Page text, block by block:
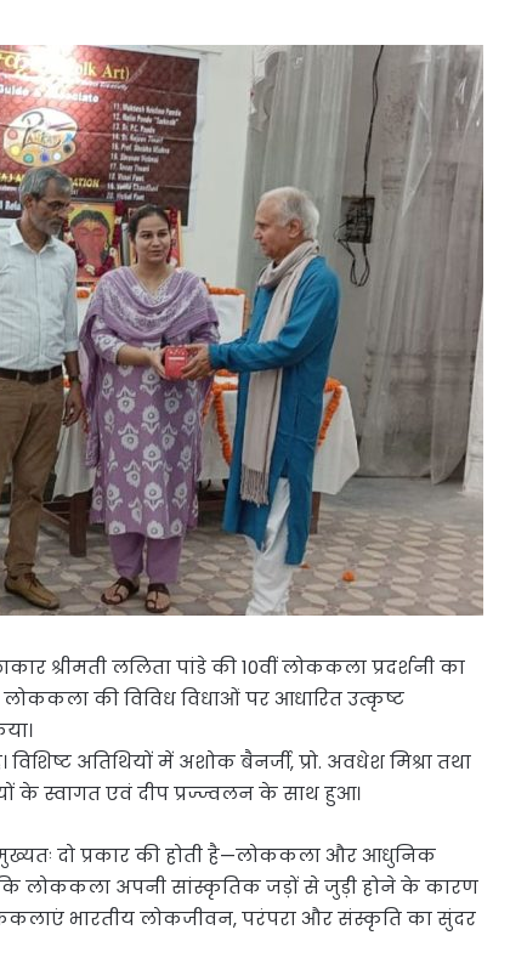
श्रीमती ललिता पांडे की 10वीं लोककला प्रदर्शनी का
की विविध विधाओं पर आधारित उत्कृष्ट
अतिथियों में अशोक बैनर्जी, प्रो. अवधेश मिश्रा तथा
के स्वागत एवं दीप प्रज्ज्वलन के साथ हुआ।
दो प्रकार की होती है—लोककला और आधुनिक
लोककला अपनी सांस्कृतिक जड़ों से जुड़ी होने के कारण
भारतीय लोकजीवन, परंपरा और संस्कृति का सुंदर